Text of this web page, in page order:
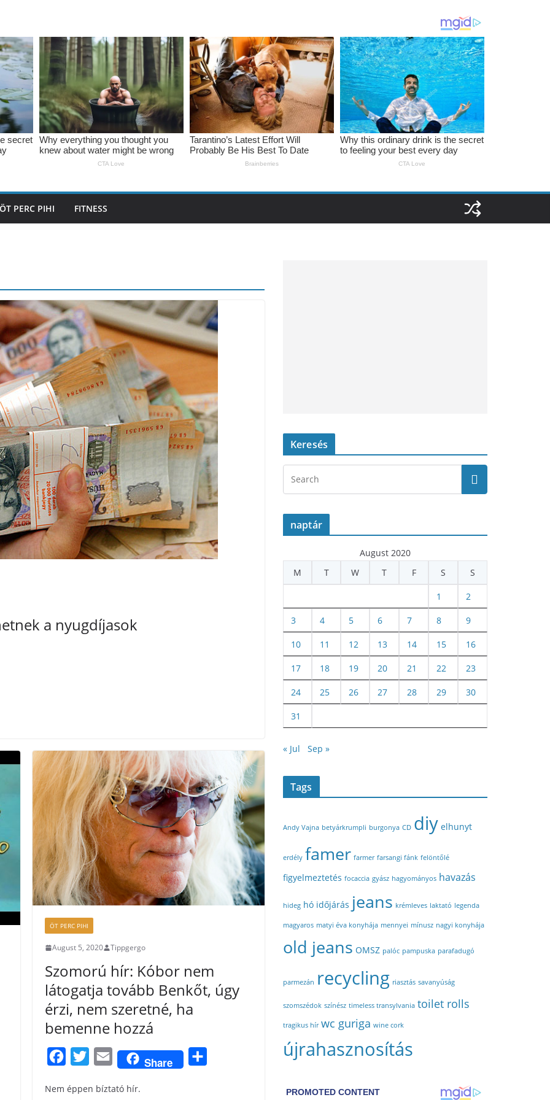
ÖT PERC PIHI FITNESS
a nyugdíjasok
ÖT PERC PIHI
August 5, 2020 Tippgergo
Szomorú hír: Kóbor nem
látogatja tovább Benkőt, úgy
érzi, nem szeretné, ha
bemenne hozzá
c
i
E
a
Share
Nem éppen bíztató hír.
Keresés
naptár
August 2020
M
T W T F S S
1 2
3 4 5 6 7 8 9
10 11 12 13 14 15 16
17 18 19 20 21 22 23
24 25 26 27 28 29 30
31
« Jul Sep »
Tags
Andy Vajna betyárkrumpli burgonya CD diy elhunyt
erdély famer farmer farsangi fánk felöntőlé
figyelmeztetés focaccia gyász hagyományos havazás
hideg hó időjárás jeans krémleves laktató legenda
magyaros matyi éva konyhája mennyei mínusz nagyi konyhája
old jeans OMSZ palóc pampuska parafadugó
parmezán recycling riasztás savanyúság
szomszédok színész timeless transylvania toilet rolls
tragikus hír wc guriga wine cork
újrahasznosítás